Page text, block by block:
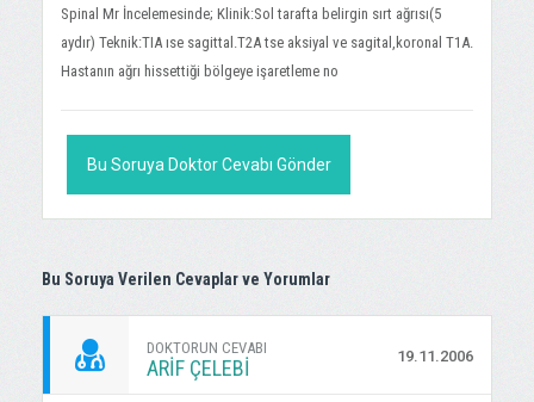
Spinal Mr İncelemesinde; Klinik:Sol tarafta belirgin sırt ağrısı(5
aydır) Teknik:TIA ıse sagittal.T2A tse aksiyal ve sagital,koronal T1A.
Hastanın ağrı hissettiği bölgeye işaretleme no
Bu Soruya Doktor Cevabı Gönder
Bu Soruya Verilen Cevaplar ve Yorumlar
DOKTORUN CEVABI
ARIF ÇELEBİ 19.11.2006